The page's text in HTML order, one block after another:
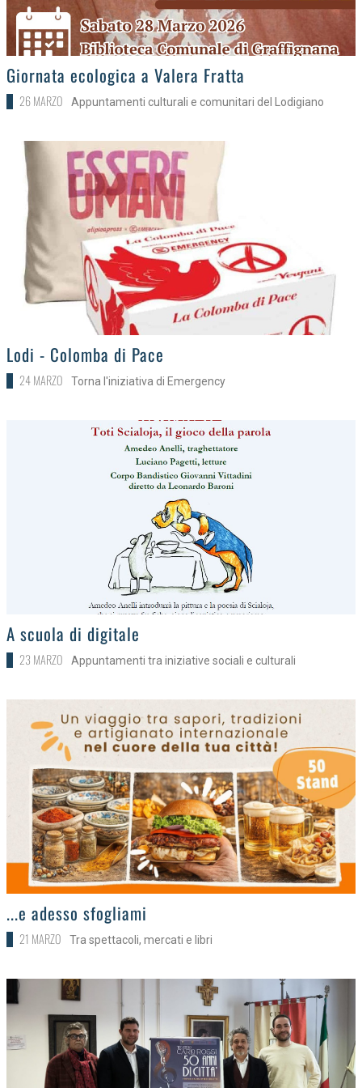
>
Giornata ecologica a Valera Fratta
26 MARZO Appuntamenti culturali e comunitari del Lodigiano
>Lodi - Colomba di Pace
24 MARZO Torna l'iniziativa di Emergency
>
A scuola di digitale
23 MARZO Appuntamenti tra iniziative sociali e culturali
...e adesso sfogliami
21 MARZO Tra spettacoli, mercati e libri